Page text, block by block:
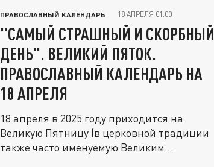
ПРАВОСЛАВНЫЙ КАЛЕНДАРЬ 18 АПРЕЛЯ 01:00
"САМЫЙ СТРАШНЫЙ И СКОРБНЫЙ
ДЕНЬ". ВЕЛИКИЙ ПЯТОК.
ПРАВОСЛАВНЫЙ КАЛЕНДАРЬ НА
18 АПРЕЛЯ
18 апреля в 2025 году приходится на
Великую Пятницу (в церковной традиции
также часто именуемую Великим...